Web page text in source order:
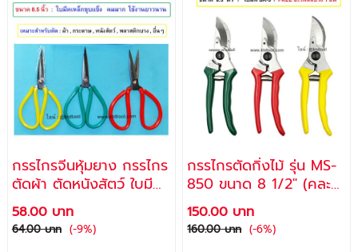
กรรไกรจีนหุ้มยาง กรรไกร
ตัดผ้า ตัดหนังสัตว์ ใบมีด
ชุบแข็ง คมมากเป็นพิเศษ
กรรไกรเหล็กหุ้มยาง
อเนกประสงค์ (ด้ามคละสี)
58.00 บาท
64.00 บาท (-9%)
กรรไกรตัดกิ่งไม้ รุ่น MS-
850 ขนาด 8 1/2" (คละสี)
+ แถม สปริงสำรอง 1อัน
/ SOGO
150.00 บาท
160.00 บาท (-6%)